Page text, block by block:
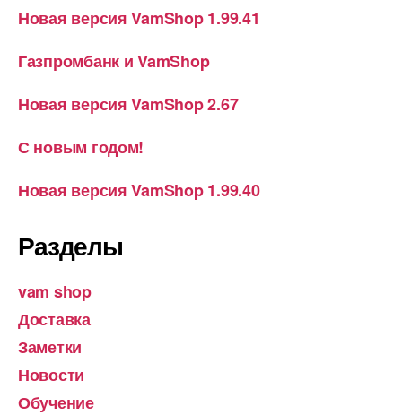
Новая версия VamShop 1.99.41
Газпромбанк и VamShop
Новая версия VamShop 2.67
С новым годом!
Новая версия VamShop 1.99.40
Разделы
vam shop
Доставка
Заметки
Новости
Обучение